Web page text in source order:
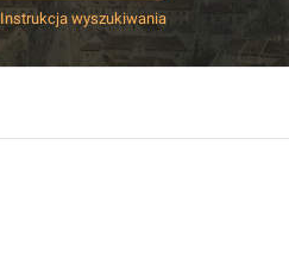
Instrukcja wyszukiwania